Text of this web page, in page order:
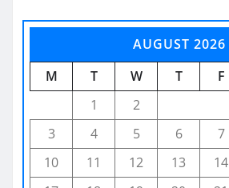
AUGUST 2026
M
T W T F
1
2
3
4 5 6 7
10
11 12 13 14